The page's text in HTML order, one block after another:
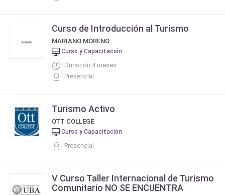
Curso de Introducción al Turismo
MARIANO MORENO
Curso y Capacitación
Duración 4 meses
Presencial
Turismo Activo
OTT COLLEGE
Curso y Capacitación
Presencial
V Curso Taller Internacional de Turismo
Comunitario NO SE ENCUENTRA